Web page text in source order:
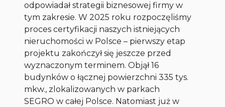
odpowiadał strategii biznesowej firmy w
tym zakresie. W 2025 roku rozpoczęliśmy
proces certyfikacji naszych istniejących
nieruchomości w Polsce – pierwszy etap
projektu zakończył się jeszcze przed
wyznaczonym terminem. Objął 16
budynków o łącznej powierzchni 335 tys.
mkw., zlokalizowanych w parkach
SEGRO w całej Polsce. Natomiast już w